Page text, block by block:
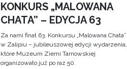
KONKURS „MALOWANA
CHATA” – EDYCJA 63
Za nami finał 63. Konkursu „Malowana Chata”
w Zalipiu – jubileuszowej edycji wydarzenia,
które Muzeum Ziemi Tarnowskiej
organizowało już po raz 50.